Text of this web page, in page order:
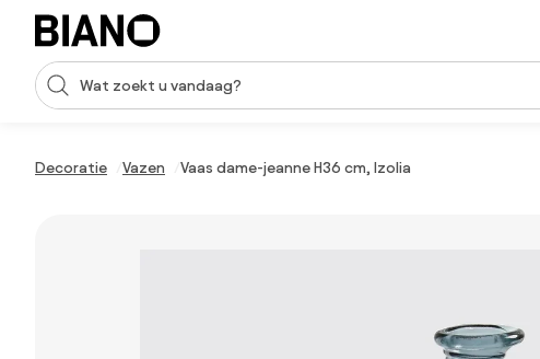
Navigatie overslaan, naar inhoud springen
Zoekopdracht invoeren
Decoratie Vazen Vaas dame-jeanne H36 cm, Izolia